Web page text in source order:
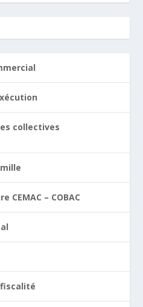
collectives
– COBAC